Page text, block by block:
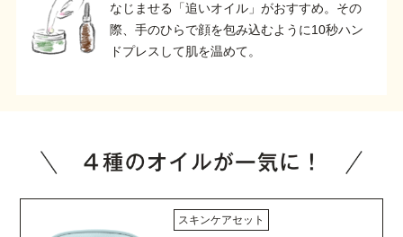
なじませる「追いオイル」がおすすめ。その
際、手のひらで顔を包み込むように10秒ハン
ドプレスして肌を温めて。
スキンケアセット